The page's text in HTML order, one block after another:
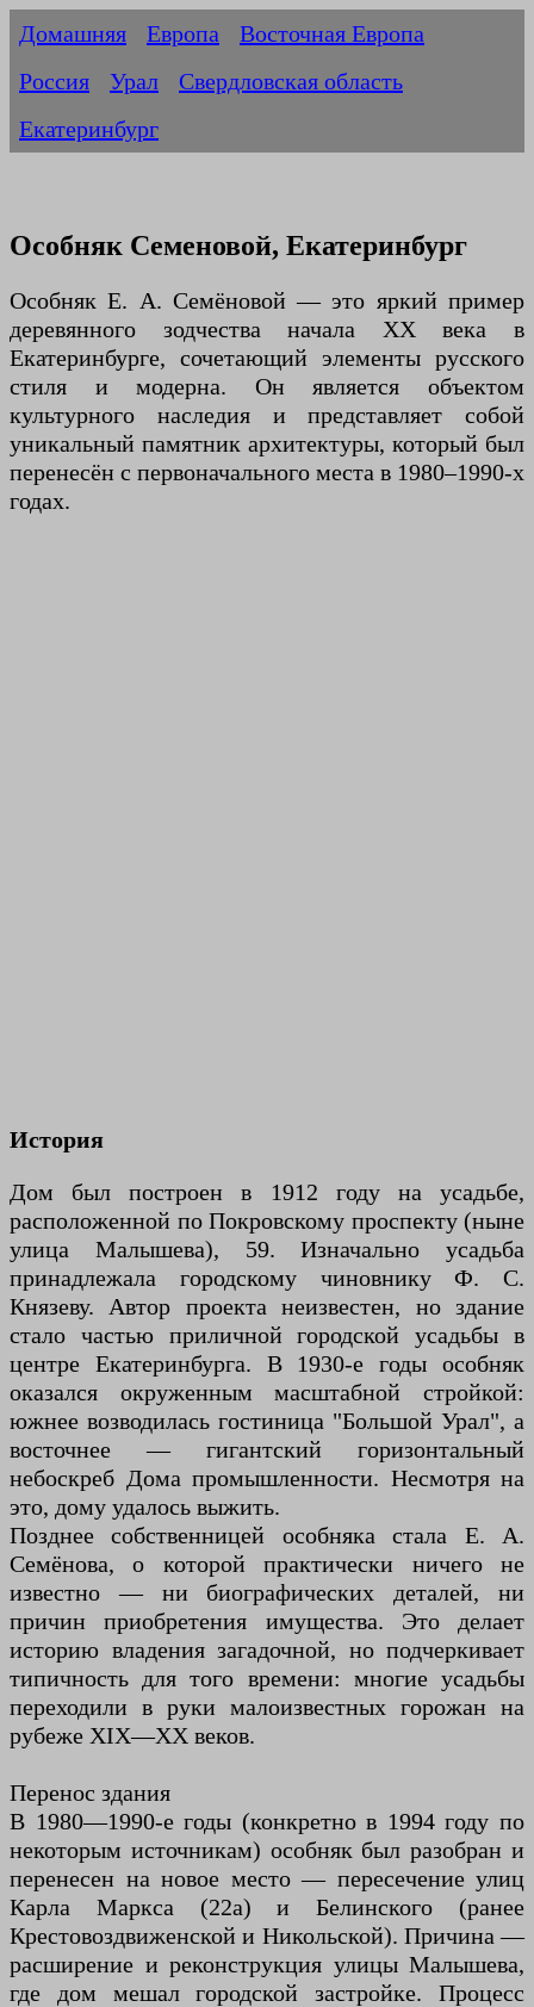
Домашняя Европа
Восточная Европа
Россия
Урал
Свердловская область
Екатеринбург
Особняк Семеновой, Екатеринбург
Особняк Е. А. Семёновой — это яркий пример
деревянного зодчества начала XX века в
Екатеринбурге, сочетающий элементы русского
стиля и модерна. Он является объектом
культурного наследия и представляет собой
уникальный памятник архитектуры, который был
перенесён с первоначального места в 1980–1990-х
годах.
История
Дом был построен в 1912 году на усадьбе,
расположенной по Покровскому проспекту (ныне
улица Малышева), 59. Изначально усадьба
принадлежала городскому чиновнику Ф. С.
Князеву. Автор проекта неизвестен, но здание
стало частью приличной городской усадьбы в
центре Екатеринбурга. В 1930-е годы особняк
оказался окруженным масштабной стройкой:
южнее возводилась гостиница "Большой Урал", а
восточнее — гигантский горизонтальный
небоскреб Дома промышленности. Несмотря на
это, дому удалось выжить.
Позднее собственницей особняка стала Е. А.
Семёнова, о которой практически ничего не
известно — ни биографических деталей, ни
причин приобретения имущества. Это делает
историю владения загадочной, но подчеркивает
типичность для того времени: многие усадьбы
переходили в руки малоизвестных горожан на
рубеже XIX—XX веков.
Перенос здания
В 1980—1990-е годы (конкретно в 1994 году по
некоторым источникам) особняк был разобран и
перенесен на новое место — пересечение улиц
Карла Маркса (22а) и Белинского (ранее
Крестовоздвиженской и Никольской). Причина —
расширение и реконструкция улицы Малышева,
где дом мешал городской застройке. Процесс